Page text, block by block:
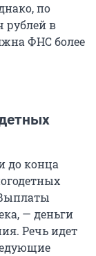
по
рублей в
ФНС более
до конца
— деньги
Речь идет